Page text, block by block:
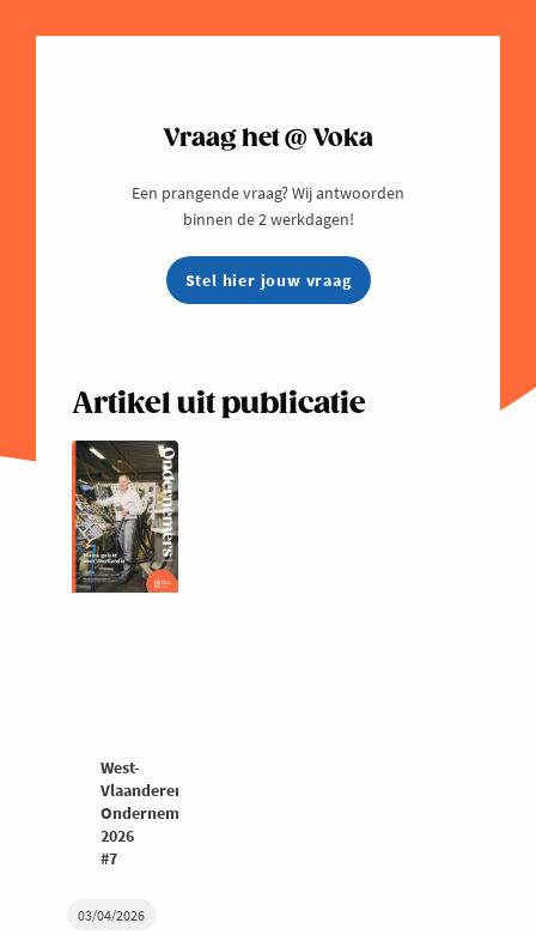
03/04/2026
Vraag het @ Voka
Een prangende vraag? Wij antwoorden
binnen de 2 werkdagen!
Stel hier jouw vraag
Artikel uit publicatie
West-
Vlaanderen
Ondernemers
2026
#7